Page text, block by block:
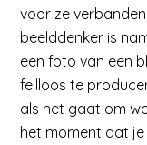
voor ze
beelddenker is
een foto van een
feilloos te
als het gaat om
het moment dat